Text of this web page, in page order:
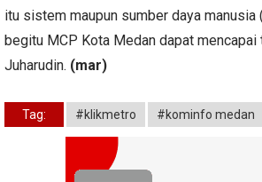
itu sistem maupun sumber daya manusia
begitu MCP Kota Medan dapat mencapai
Juharudin. (mar)
Tag: #klikmetro #kominfo medan